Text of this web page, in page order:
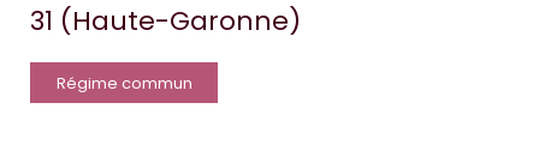
31 (Haute-Garonne)
Régime commun